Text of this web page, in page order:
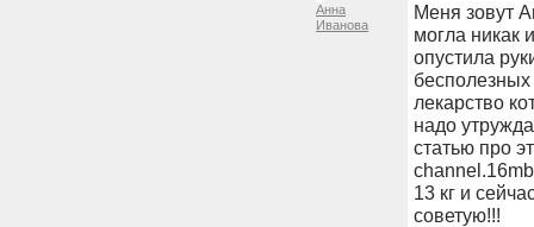
Анна
Иванова
Меня зовут
могла никак
опустила
лекарство
надо
статью про
13 кг и
советую!!!